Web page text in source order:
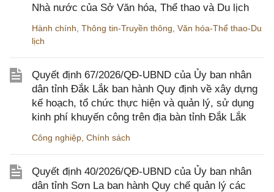
Nhà nước của Sở Văn hóa, Thể thao và Du lịch
Hành chính Thông tin-Truyền thông Văn hóa-Thể thao-Du
lịch
Quyết định 67/2026/QĐ-UBND của Ủy ban nhân
dân tỉnh Đắk Lắk ban hành Quy định về xây dựng
kế hoạch, tổ chức thực hiện và quản lý, sử dụng
kinh phí khuyến công trên địa bàn tỉnh Đắk Lắk
Công nghiệp Chính sách
Quyết định 40/2026/QĐ-UBND của Ủy ban nhân
dân tỉnh Sơn La ban hành Quy chế quản lý các